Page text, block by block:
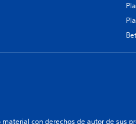
con derechos de autor de sus